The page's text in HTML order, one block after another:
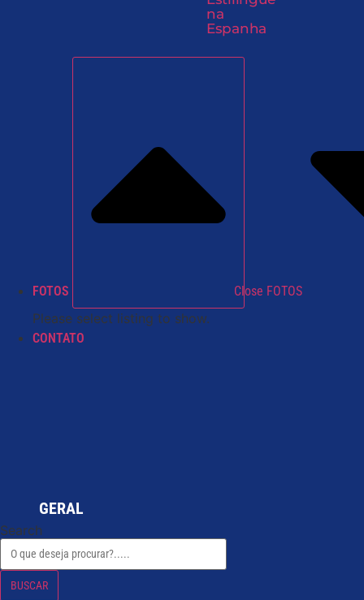
na
Espanha
FOTOS Close FOTOS
Please select listing to show.
CONTATO
GERAL
Search
BUSCAR